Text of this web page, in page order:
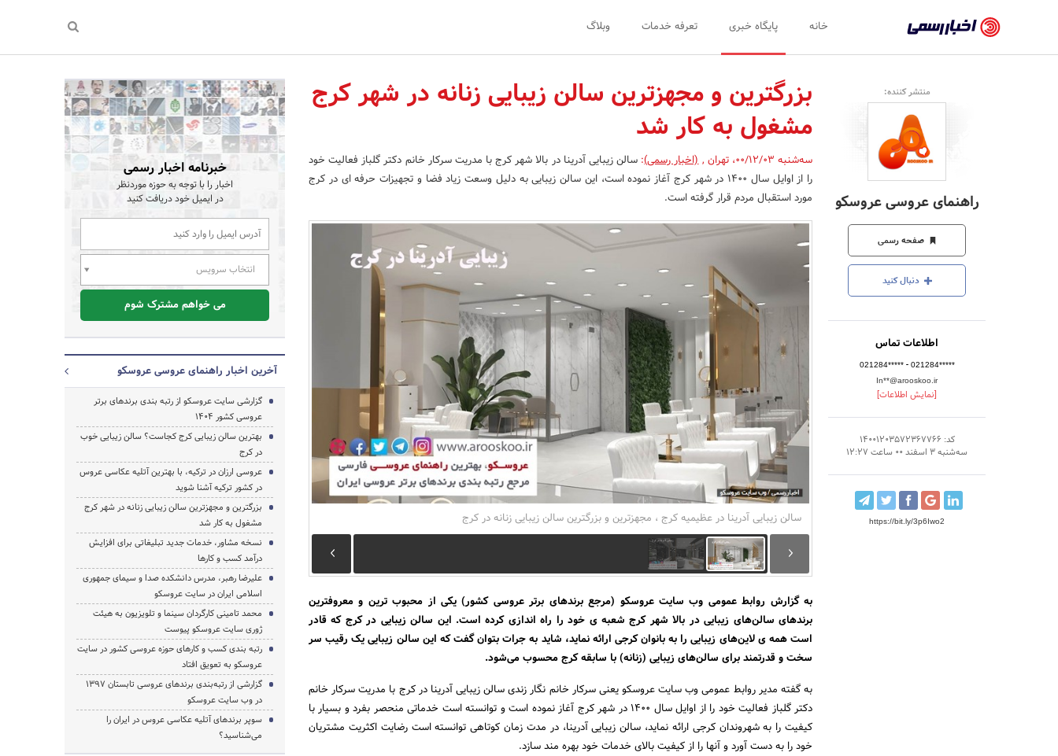
رسمی
-
اخبار
تایید
شده
شرکت‌ها،
سازمان‌ها
و
روابط
عمومی‌ها
خانه پایگاه خبری تعرفه خدمات وبلاگ
جستجو
منتشر کننده:
راهنمای عروسی عروسکو
صفحه رسمی
دنبال کنید
اطلاعات تماس
021284***** - 021284*****
In**@arooskoo.ir
[نمایش اطلاعات]
کد: 14001203572367766
سه‌شنبه 3 اسفند 00 ساعت 12:27
https://bit.ly/3p6Iwo2
بزرگترین و مجهزترین سالن زیبایی زنانه در شهر کرج
مشغول به کار شد
سه‌شنبه 00/12/03 ،تهران ,(اخبار رسمی): سالن زیبایی آدرینا در بالا شهر کرج با مدریت سرکار خانم دکتر گلباز فعالیت خود
را از اوایل سال 1400 در شهر کرج آغاز نموده است، این سالن زیبایی به دلیل وسعت زیاد فضا و تجهیزات حرفه ای در کرج
مورد استقبال مردم قرار گرفته است.
سالن زیبایی آدرینا در عظیمیه کرج ، مجهزترین و بزرگترین سالن زیبایی زنانه در کرج
به گزارش روابط عمومی وب سایت عروسکو (مرجع برند‌‌‌‌‌های برتر عروسی کشور) یکی از محبوب ترین و معروفترین
برند‌‌‌‌های سالن‌‌‌‌‌های زیبایی در بالا شهر کرج شعبه ی خود را راه اندازی کرده است. این سالن زیبایی در کرج که قادر
است همه ی لاین‌‌‌‌‌های زیبایی را به بانوان کرجی ارائه نماید، شاید به جرات بتوان گفت که این سالن زیبایی یک رقیب سر
سخت و قدرتمند برای سالن‌‌‌‌‌های زیبایی (زنانه) با سابقه کرج محسوب می‌شود.
به گفته مدیر روابط عمومی وب سایت عروسکو یعنی سرکار خانم نگار زندی سالن زیبایی آدرینا در کرج با مدریت سرکار خانم
دکتر گلباز فعالیت خود را از اوایل سال 1400 در شهر کرج آغاز نموده است و توانسته است خدماتی منحصر بفرد و بسیار با
کیفیت را به شهروندان کرجی ارائه نماید، سالن زیبایی آدرینا، در مدت زمان کوتاهی توانسته است رضایت اکثریت مشتریان
خود را به دست آورد و آنها را از کیفیت بالای خدمات خود بهره مند سازد.
خبرنامه اخبار رسمی
اخبار را با توجه به حوزه موردنظر
در ایمیل خود دریافت کنید
انتخاب سرویس
می خواهم مشترک شوم
آخرین اخبار راهنمای عروسی عروسکو
گزارشی سایت عروسکو از رتبه بندی برندهای برتر
عروسی کشور 1404
بهترین سالن زیبایی کرج کجاست؟ سالن زیبایی خوب
در کرج
عروسی ارزان در ترکیه، با بهترین آتلیه عکاسی عروس
در کشور ترکیه آشنا شوید
بزرگترین و مجهزترین سالن زیبایی زنانه در شهر کرج
مشغول به کار شد
نسخه مشاور، خدمات جدید تبلیغاتی برای افزایش
درآمد کسب و کارها
علیرضا رهبر، مدرس دانشکده صدا و سیمای جمهوری
اسلامی ایران در سایت عروسکو
محمد تامینی کارگردان سینما و تلویزیون به هیئت
ژوری سایت عروسکو پیوست
رتبه بندی کسب و کارهای حوزه عروسی کشور در سایت
عروسکو به تعویق افتاد
گزارشی از رتبه‌بندی برندهای عروسی تابستان 1397
در وب سایت عروسکو
سوپر برندهای آتلیه عکاسی عروس در ایران را
می‌شناسید؟